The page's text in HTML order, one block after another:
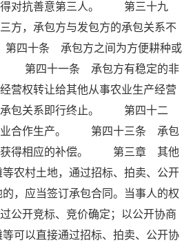
得对抗善意第三人。 第三十九
方，承包方与发包方的承包关系不
四十条 承包方之间为方便耕种或
。 第四十一条 承包方有稳定的非
营权转让给其他从事农业生产经营
承包关系即行终止。 第四十二
农业合作生产。 第四十三条 承包
权获得相应的补偿。 第三章 其他
村土地，通过招标、拍卖、公开
应当签订承包合同。当事人的权
公开竞标、竞价确定；以公开协商
以直接通过招标、拍卖、公开协